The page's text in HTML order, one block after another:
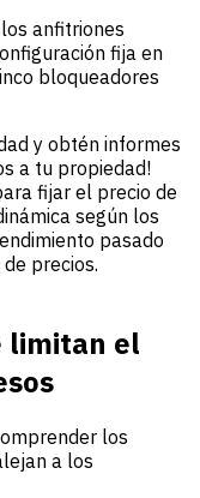
anfitriones
fija en
bloqueadores
y obtén informes
a tu propiedad!
fijar el precio de
según los
pasado
precios.
limitan el
los
a los